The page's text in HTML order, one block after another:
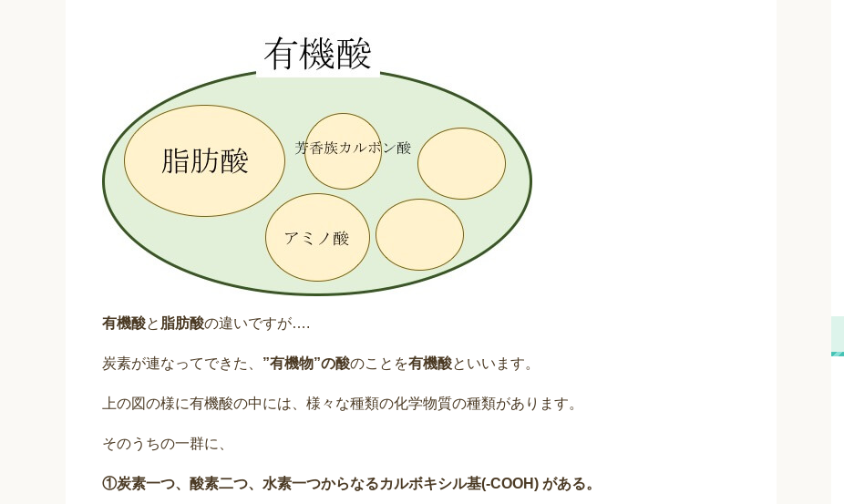
有機酸と 脂肪酸の違いですが….
炭素が連なってできた、 ”有機物”の酸のことを有機酸といいます。
上の図の様に有機酸の中には、様々な種類の化学物質の種類があります。
そのうちの一群に、
①炭素一つ、酸素二つ、水素一つからなるカルボキシル基(-COOH) がある。